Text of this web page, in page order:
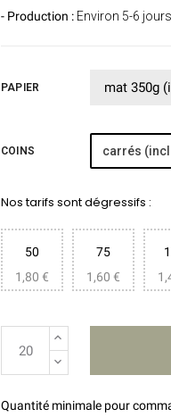
- Production : Environ 5-6
PAPIER
COINS carrés
Nos tarifs sont dégressifs :
50
1,80 €
75
1,60 €
Quantité minimale pour